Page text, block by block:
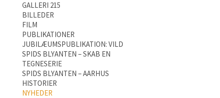
GALLERI 215
BILLEDER
FILM
PUBLIKATIONER
JUBILÆUMSPUBLIKATION: VILD
SPIDS BLYANTEN – SKAB EN
TEGNESERIE
SPIDS BLYANTEN – AARHUS
HISTORIER
NYHEDER